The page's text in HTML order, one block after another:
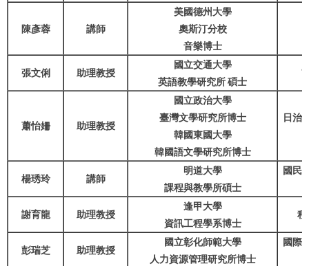
陳彥蓉 講師
美國德州大學
奧斯汀分校
音樂博士
張文俐 助理教授
國立交通大學
英語教學研究所 碩士
蕭怡姍 助理教授
國立政治大學
臺灣文學研究所博士
韓國東國大學
韓國語文學研究所博士
日治
楊琇玲 講師
明道大學
課程與教學所碩士
國民
謝育龍 助理教授
逢甲大學
資訊工程學系博士
程
彭瑞芝 助理教授
國立彰化師範大學
人力資源管理研究所博士
國際